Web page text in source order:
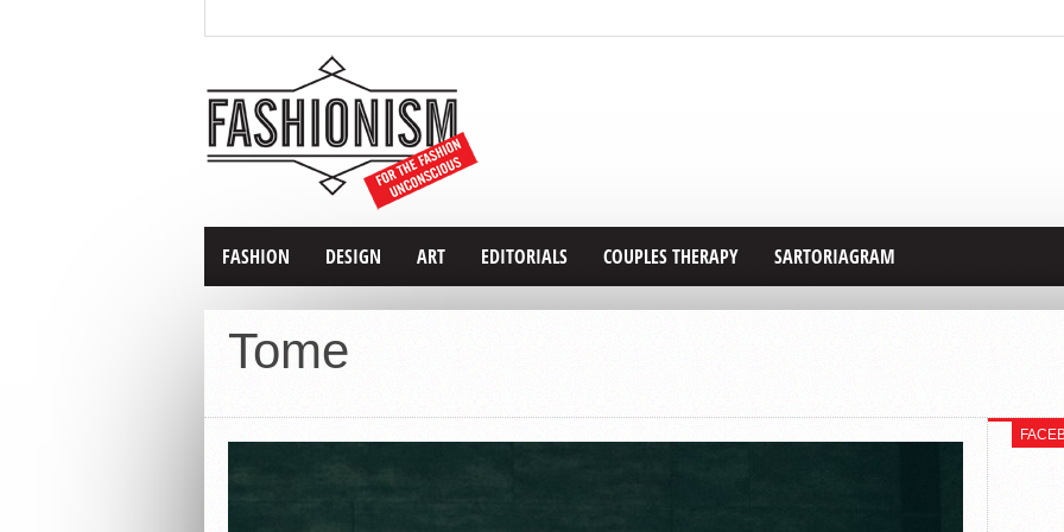
FASHION DESIGN ART EDITORIALS COUPLES THERAPY SARTORIAGRAM
Tome